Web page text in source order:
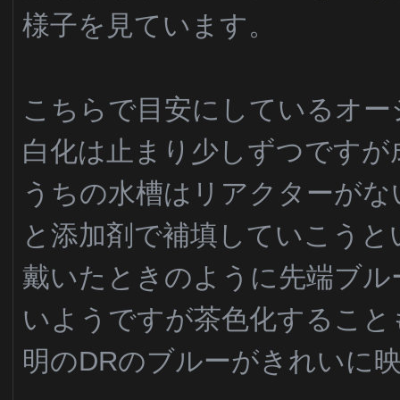
様子を見ています。
こちらで目安にしているオ
白化は止まり少しずつです
うちの水槽はリアクターが
と添加剤で補填していこう
戴いたときのように先端ブ
いようですが茶色化するこ
明のDRのブルーがきれいに